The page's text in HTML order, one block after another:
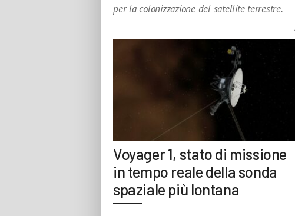
per la colonizzazione del satellite terrestre.
Voyager 1, stato di missione
in tempo reale della sonda
spaziale più lontana